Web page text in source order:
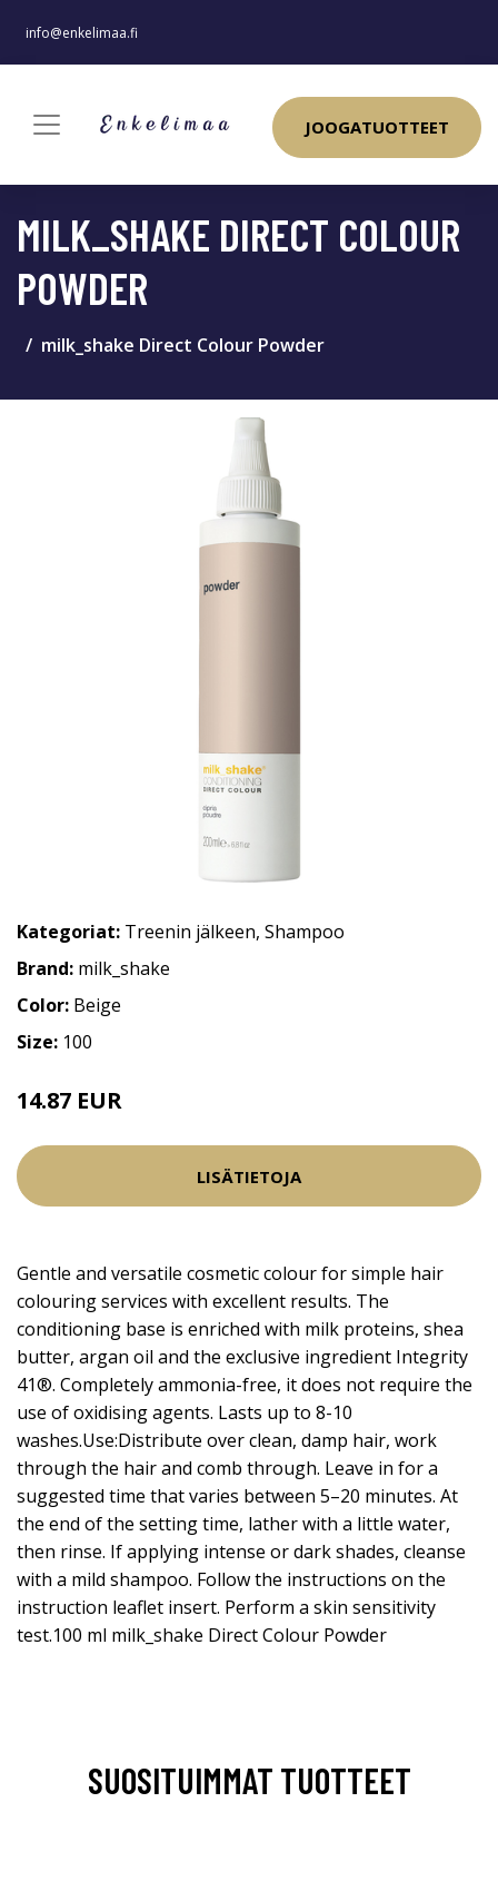
info@enkelimaa.fi
JOOGATUOTTEET
MILK_SHAKE DIRECT COLOUR
POWDER
milk_shake Direct Colour Powder
Kategoriat: Treenin jälkeen, Shampoo
Brand: milk_shake
Color: Beige
Size: 100
14.87 EUR
LISÄTIETOJA
Gentle and versatile cosmetic colour for simple hair
colouring services with excellent results. The
conditioning base is enriched with milk proteins, shea
butter, argan oil and the exclusive ingredient Integrity
41®. Completely ammonia-free, it does not require the
use of oxidising agents. Lasts up to 8-10
washes.Use:Distribute over clean, damp hair, work
through the hair and comb through. Leave in for a
suggested time that varies between 5–20 minutes. At
the end of the setting time, lather with a little water,
then rinse. If applying intense or dark shades, cleanse
with a mild shampoo. Follow the instructions on the
instruction leaflet insert. Perform a skin sensitivity
test.100 ml milk_shake Direct Colour Powder
SUOSITUIMMAT TUOTTEET